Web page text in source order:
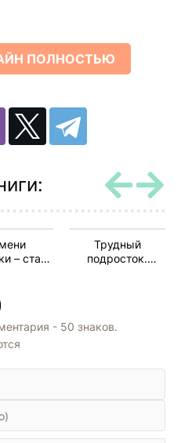
ПОЛНОСТЬЮ
– стань
и
Трудный
подросток.
ответственности
- 50 знаков.